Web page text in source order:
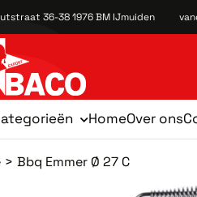
36-38 1976 BM IJmuiden
HomeOver ons
Bbq Emmer Ø 27 C